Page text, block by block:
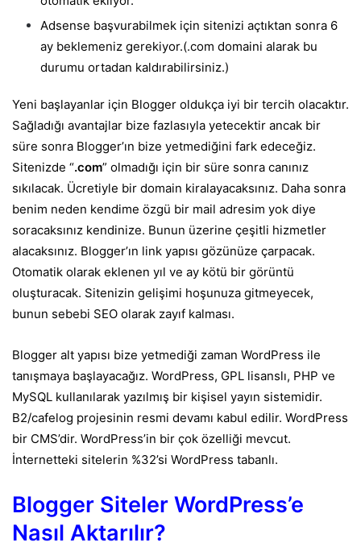
Adsense başvurabilmek için sitenizi açtıktan sonra 6
ay beklemeniz gerekiyor.(.com domaini alarak bu
durumu ortadan kaldırabilirsiniz.)
Yeni başlayanlar için Blogger oldukça iyi bir tercih olacaktır.
Sağladığı avantajlar bize fazlasıyla yetecektir ancak bir
süre sonra Blogger’ın bize yetmediğini fark edeceğiz.
Sitenizde “.com” olmadığı için bir süre sonra canınız
sıkılacak. Ücretiyle bir domain kiralayacaksınız. Daha sonra
benim neden kendime özgü bir mail adresim yok diye
soracaksınız kendinize. Bunun üzerine çeşitli hizmetler
alacaksınız. Blogger’ın link yapısı gözünüze çarpacak.
Otomatik olarak eklenen yıl ve ay kötü bir görüntü
oluşturacak. Sitenizin gelişimi hoşunuza gitmeyecek,
bunun sebebi SEO olarak zayıf kalması.
Blogger alt yapısı bize yetmediği zaman WordPress ile
tanışmaya başlayacağız. WordPress, GPL lisanslı, PHP ve
MySQL kullanılarak yazılmış bir kişisel yayın sistemidir.
B2/cafelog projesinin resmi devamı kabul edilir. WordPress
bir CMS’dir. WordPress’in bir çok özelliği mevcut.
İnternetteki sitelerin %32’si WordPress tabanlı.
Blogger Siteler WordPress’e
Nasıl Aktarılır?